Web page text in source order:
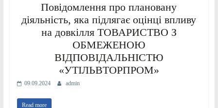
Повідомлення про плановану
діяльність, яка підлягає оцінці впливу
на довкілля ТОВАРИСТВО З
ОБМЕЖЕНОЮ
ВІДПОВІДАЛЬНІСТЮ
«УТІЛЬВТОРПРОМ»
09.09.2024 admin
Read more